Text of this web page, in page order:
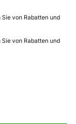
von Rabatten und
von Rabatten und